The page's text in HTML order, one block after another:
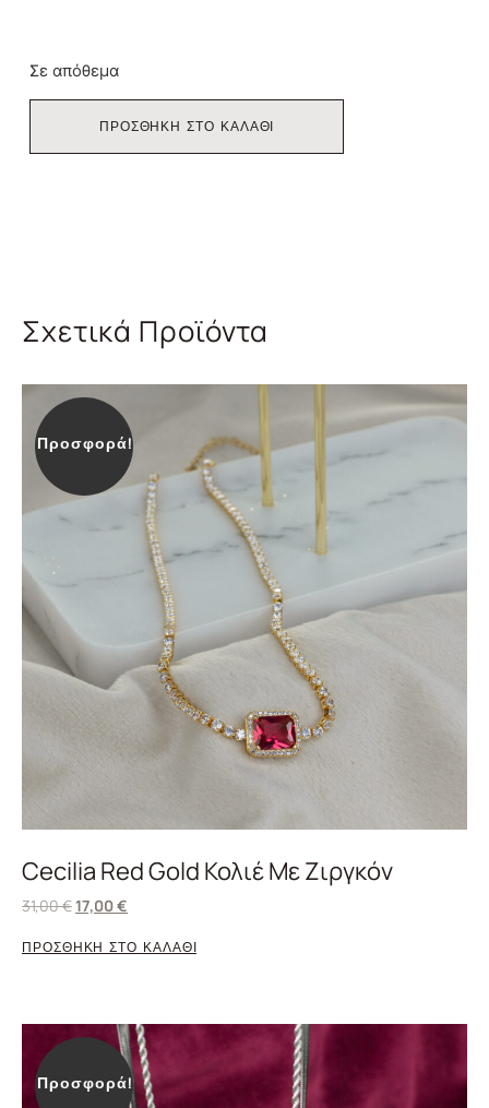
Σε απόθεμα
ΠΡΟΣΘΗΚΗ ΣΤΟ ΚΑΛΑΘΙ
Σχετικά Προϊόντα
Προσφορά!
Cecilia Red Gold Κολιέ Με Ζιργκόν
31,00€ 17,00€
ΠΡΟΣΘΗΚΗ ΣΤΟ ΚΑΛΑΘΙ
Προσφορά!